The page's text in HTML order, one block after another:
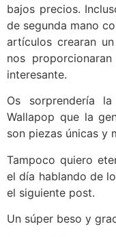
bajos precios.
de segunda mano
artículos crearan
nos
interesante.
Os sorprendería
Wallapop que la
son piezas únicas y
Tampoco quiero
el día hablando de
el siguiente post.
Un súper beso y